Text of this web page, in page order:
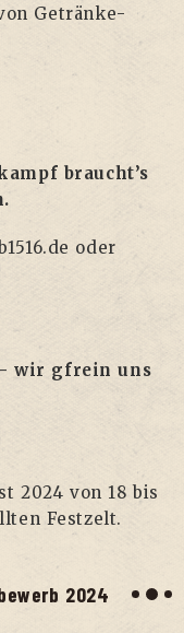
Geträn­ke­
braucht’s
oder
wir gfrein uns
2024 von 18 bis
Festzelt.
2024